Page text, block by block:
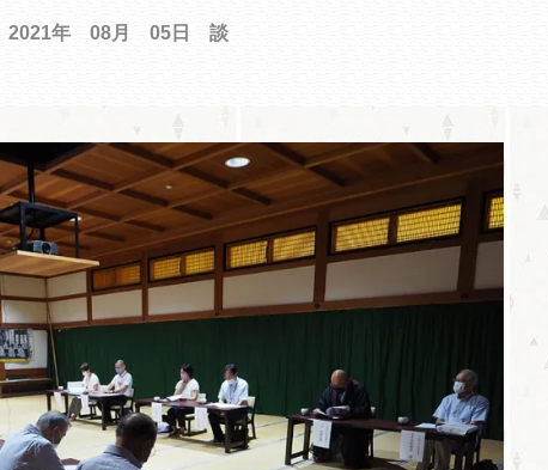
2021年 08月 05日 談